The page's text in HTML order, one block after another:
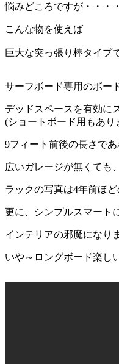
悩みどころですが・・・・
こんな物を使えば
巨大な突っ張り棒タイプ
サーフボード専用のボー
デッドスペースを有効に
(ショートボード用もあり
9フィート前後の長さで
広いガレージが無くても
ラックの写真は4年前ほ
更に、シンプルスマート
インテリアの邪魔になり
いや～ロングボード楽し